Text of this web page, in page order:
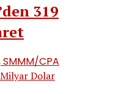
319
SMMM/CPA